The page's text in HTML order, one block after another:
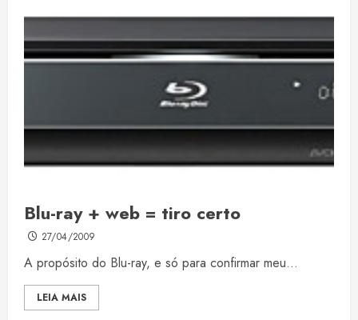
Blu-ray + web = tiro certo
27/04/2009
A propósito do Blu-ray, e só para confirmar meu...
LEIA MAIS